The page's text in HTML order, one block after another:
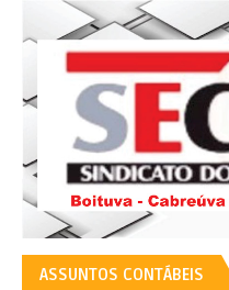
ASSUNTOS CONTÁBEIS